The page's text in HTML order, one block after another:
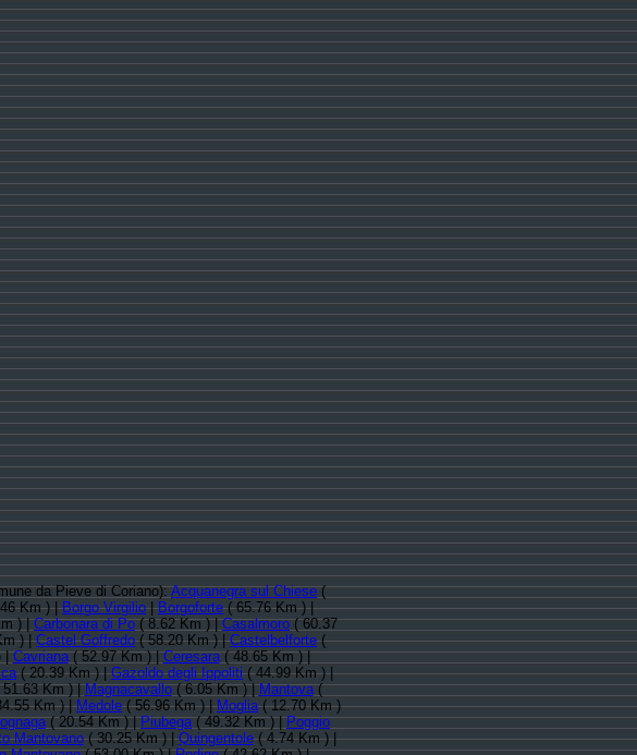
da Pieve di Coriano):Acquanegra sul Chiese(
Km ) |Borgo Virgilio|Borgoforte( 65.76 Km ) |
) |Carbonara di Po( 8.62 Km ) |Casalmoro( 60.37
) |Castel Goffredo( 58.20 Km ) |Castelbelforte(
|Cavriana( 52.97 Km ) |Ceresara( 48.65 Km ) |
( 20.39 Km ) |Gazoldo degli Ippoliti( 44.99 Km ) |
Km ) |Magnacavallo( 6.05 Km ) |Mantova(
Km ) |Medole( 56.96 Km ) |Moglia( 12.70 Km )
( 20.54 Km ) |Piubega( 49.32 Km ) |Poggio
Mantovano( 30.25 Km ) |Quingentole( 4.74 Km ) |